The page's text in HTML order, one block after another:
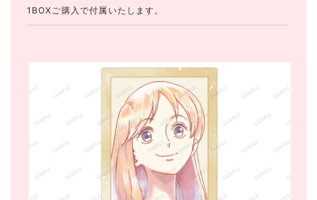
1BOXご購入で付属いたします。